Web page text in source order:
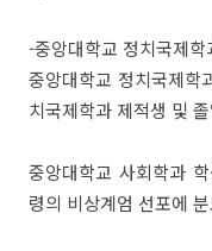
-중앙대학교 정치국제
중앙대학교 정치국제학
치국제학과 제적생 및
중앙대학교 사회학과
령의 비상계엄 선포에